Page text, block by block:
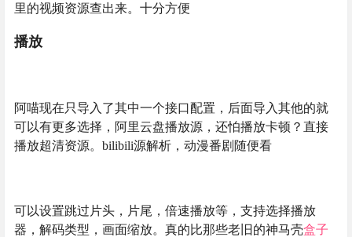
里的视频资源查出来。十分方便
播放
阿喵现在只导入了其中一个接口配置，后面导入其他的就
可以有更多选择，阿里云盘播放源，还怕播放卡顿？直接
播放超清资源。bilibili源解析，动漫番剧随便看
可以设置跳过片头，片尾，倍速播放等，支持选择播放
器，解码类型，画面缩放。真的比那些老旧的神马壳盒子